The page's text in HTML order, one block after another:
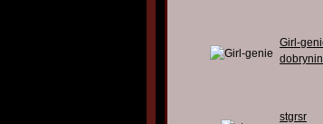
Girl-
stgrsr